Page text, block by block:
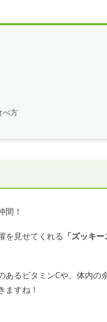
べ方
間！
を見せてくれる 「ズッキー
るビタミンCや、体内
ますね！